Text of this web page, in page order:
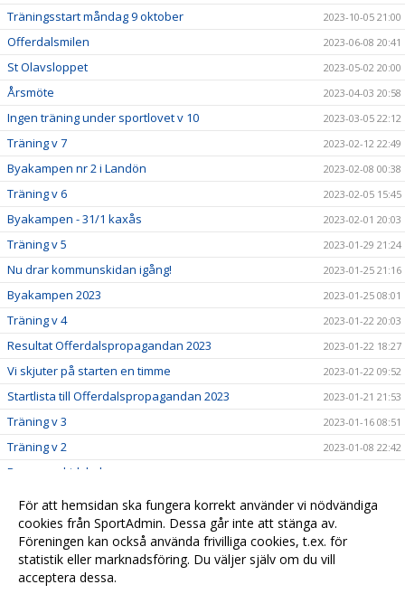
Träningsstart måndag 9 oktober 2023-10-05 21:00
Offerdalsmilen 2023-06-08 20:41
St Olavsloppet 2023-05-02 20:00
Årsmöte 2023-04-03 20:58
Ingen träning under sportlovet v 10 2023-03-05 22:12
Träning v 7 2023-02-12 22:49
Byakampen nr 2 i Landön 2023-02-08 00:38
Träning v 6 2023-02-05 15:45
Byakampen - 31/1 kaxås 2023-02-01 20:03
Träning v 5 2023-01-29 21:24
Nu drar kommunskidan igång! 2023-01-25 21:16
Byakampen 2023 2023-01-25 08:01
Träning v 4 2023-01-22 20:03
Resultat Offerdalspropagandan 2023 2023-01-22 18:27
Vi skjuter på starten en timme 2023-01-22 09:52
Startlista till Offerdalspropagandan 2023 2023-01-21 21:53
Träning v 3 2023-01-16 08:51
Träning v 2 2023-01-08 22:42
Barnens skidskola
Nyhet! 2022-12-27 12:20
Träning 2022 - 2023 2022-12-27 12:18
Välkomna till Offerdals SK 2022-03-01 13:55
För att hemsidan ska fungera korrekt använder vi nödvändiga
cookies från SportAdmin. Dessa går inte att stänga av.
Föreningen kan också använda frivilliga cookies, t.ex. för
statistik eller marknadsföring. Du väljer själv om du vill
acceptera dessa.